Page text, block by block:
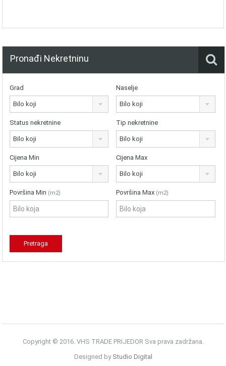
Pronađi Nekretninu
Grad
Bilo koji
Naselje
Bilo koji
Status nekretnine
Bilo koji
Tip nekretnine
Bilo koji
Cijena Min
Bilo koji
Cijena Max
Bilo koji
Površina Min (m2) Površina Max (m2)
Copyright © 2016. VHS TRADE PRIJEDOR Sva prava zadržana.
Designed by Studio Digital